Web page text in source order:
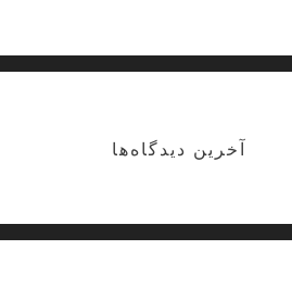
آخرین دیدگاه‌ها